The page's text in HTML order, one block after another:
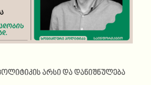
არსი და დანიშნულება